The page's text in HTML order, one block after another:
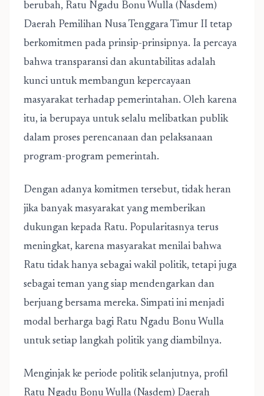
berubah, Ratu Ngadu Bonu Wulla (Nasdem)
Daerah Pemilihan Nusa Tenggara Timur II tetap
berkomitmen pada prinsip-prinsipnya. Ia percaya
bahwa transparansi dan akuntabilitas adalah
kunci untuk membangun kepercayaan
masyarakat terhadap pemerintahan. Oleh karena
itu, ia berupaya untuk selalu melibatkan publik
dalam proses perencanaan dan pelaksanaan
program-program pemerintah.
Dengan adanya komitmen tersebut, tidak heran
jika banyak masyarakat yang memberikan
dukungan kepada Ratu. Popularitasnya terus
meningkat, karena masyarakat menilai bahwa
Ratu tidak hanya sebagai wakil politik, tetapi juga
sebagai teman yang siap mendengarkan dan
berjuang bersama mereka. Simpati ini menjadi
modal berharga bagi Ratu Ngadu Bonu Wulla
untuk setiap langkah politik yang diambilnya.
Menginjak ke periode politik selanjutnya, profil
Ratu Ngadu Bonu Wulla (Nasdem) Daerah